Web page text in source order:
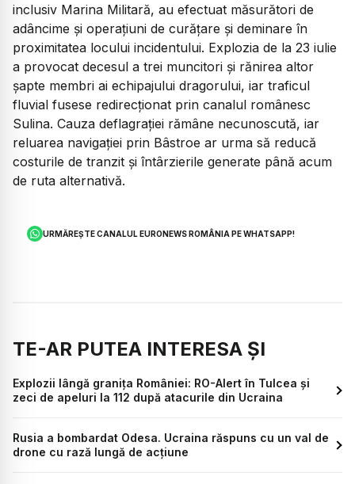
inclusiv Marina Militară, au efectuat măsurători de
adâncime și operațiuni de curățare și deminare în
proximitatea locului incidentului. Explozia de la 23 iulie
a provocat decesul a trei muncitori și rănirea altor
șapte membri ai echipajului dragorului, iar traficul
fluvial fusese redirecționat prin canalul românesc
Sulina. Cauza deflagrației rămâne necunoscută, iar
reluarea navigației prin Bâstroe ar urma să reducă
costurile de tranzit și întârzierile generate până acum
de ruta alternativă.
URMĂREȘTE CANALUL EURONEWS ROMÂNIA PE WHATSAPP!
TE-AR PUTEA INTERESA ȘI
Explozii lângă granița României: RO-Alert în Tulcea și
zeci de apeluri la 112 după atacurile din Ucraina
Rusia a bombardat Odesa. Ucraina răspuns cu un val de
drone cu rază lungă de acțiune